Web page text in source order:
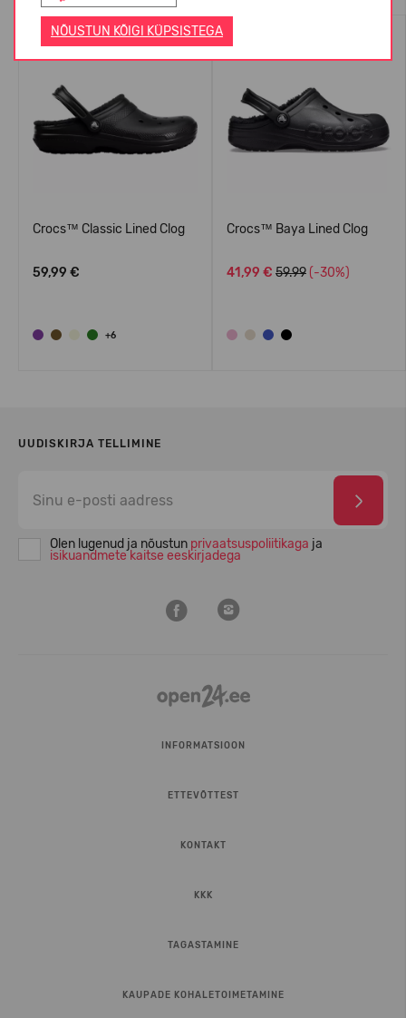
NÕUSTUN KÕIGI KÜPSISTEGA
Crocs™ Classic Lined Clog
59,99 €
+6
Crocs™ Baya Lined Clog
41,99 € 59.99 (-30%)
UUDISKIRJA TELLIMINE
Olen lugenud ja nõustun privaatsuspoliitikaga ja
isikuandmete kaitse eeskirjadega
INFORMATSIOON
ETTEVÕTTEST
KONTAKT
KKK
TAGASTAMINE
KAUPADE KOHALETOIMETAMINE